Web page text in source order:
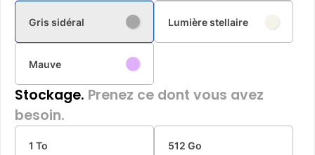
Gris sidéral Lumière stellaire
Mauve
Stockage. Prenez ce dont vous avez
besoin.
1 To 512 Go